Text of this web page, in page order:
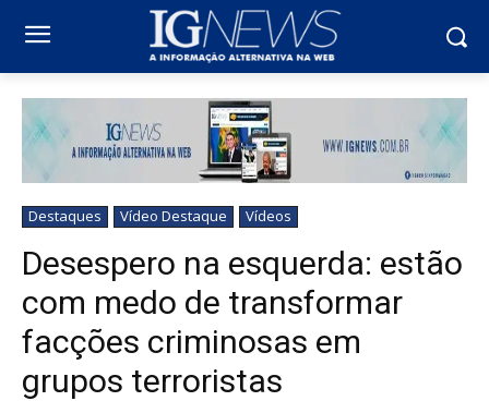
Destaques Vídeo Destaque Vídeos
Desespero na esquerda: estão
com medo de transformar
facções criminosas em
grupos terroristas